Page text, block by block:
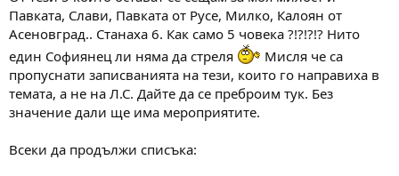
Павката, Слави, Павката от Русе, Милко, Калоян от
Асеновград.. Станаха 6. Как само 5 човека ?!?!?!? Нито
един Софиянец ли няма да стреля
Мисля че са
пропуснати записванията на тези, които го направиха в
темата, а не на Л.С. Дайте да се преброим тук. Без
значение дали ще има мероприятите.
Всеки да продължи списъка: